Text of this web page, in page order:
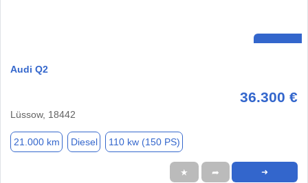
Audi Q2
36.300 €
Lüssow, 18442
21.000 km Diesel 110 kw (150 PS)
★ ➦ ➜